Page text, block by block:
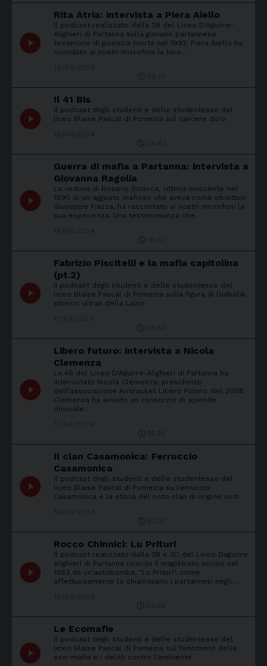
play_circle_filled
Rita Atria: intervista a Piera Aiello
Il podcast realizzato dalla 2B del Liceo D'Aguirre-
Alighieri di Partanna sulla giovane partannese
testimone di giustizia morta nel 1992. Piera Aiello ha
ricordato ai nostri microfoni la loro…
play_circle_filled
Il 41 Bis
Il podcast degli studenti e delle studentesse del
liceo Blaise Pascal di Pomezia sul carcere duro
play_circle_filled
Guerra di mafia a Partanna: intervista a
Giovanna Ragolia
La vedova di Rosario Sciacca, vittima innocente nel
1990 di un agguato mafioso che aveva come obiettivo
Giuseppe Piazza, ha raccontato ai nostri microfoni la
sua esperienza. Una testimonianza che…
play_circle_filled
Fabrizio Piscitelli e la mafia capitolina
(pt.2)
II podcast degli studenti e delle studentesse del
liceo Blaise Pascal di Pomezia sulla figura di Diabolik,
storico ultras della Lazio
play_circle_filled
Libero futuro: intervista a Nicola
Clemenza
La 4B del Liceo D'Aguirre-Alighieri di Partanna ha
intervistato Nicola Clemenza, presidente
dell’associazione Antiracket Libero Futuro. Nel 2008
Clemenza ha avviato un consorzio di aziende
olivicole…
play_circle_filled
Il clan Casamonica: Ferruccio
Casamonica
Il podcast degli studenti e delle studentesse del
liceo Blaise Pascal di Pomezia su Ferruccio
Casamonica e la storia del noto clan di origine sinti
play_circle_filled
Rocco Chinnici: Lu Prituri
Il podcast realizzato dalla 3B e 3D del Liceo Daguirre
Alighieri di Partanna ricorda il magistrato ucciso nel
1983 da un'autobomba, "Lu Prituri", come
affettuosamente lo chiamavano i partannesi negli…
play_circle_filled
Le Ecomafie
Il podcast degli studenti e delle studentesse del
liceo Blaise Pascal di Pomezia sul fenomeno delle
eco-mafia e i delitti contro l'ambiente